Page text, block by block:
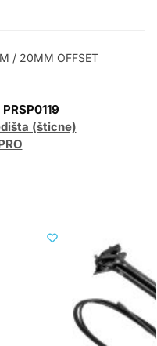
/ 20MM OFFSET
PRSP0119
(šticne)